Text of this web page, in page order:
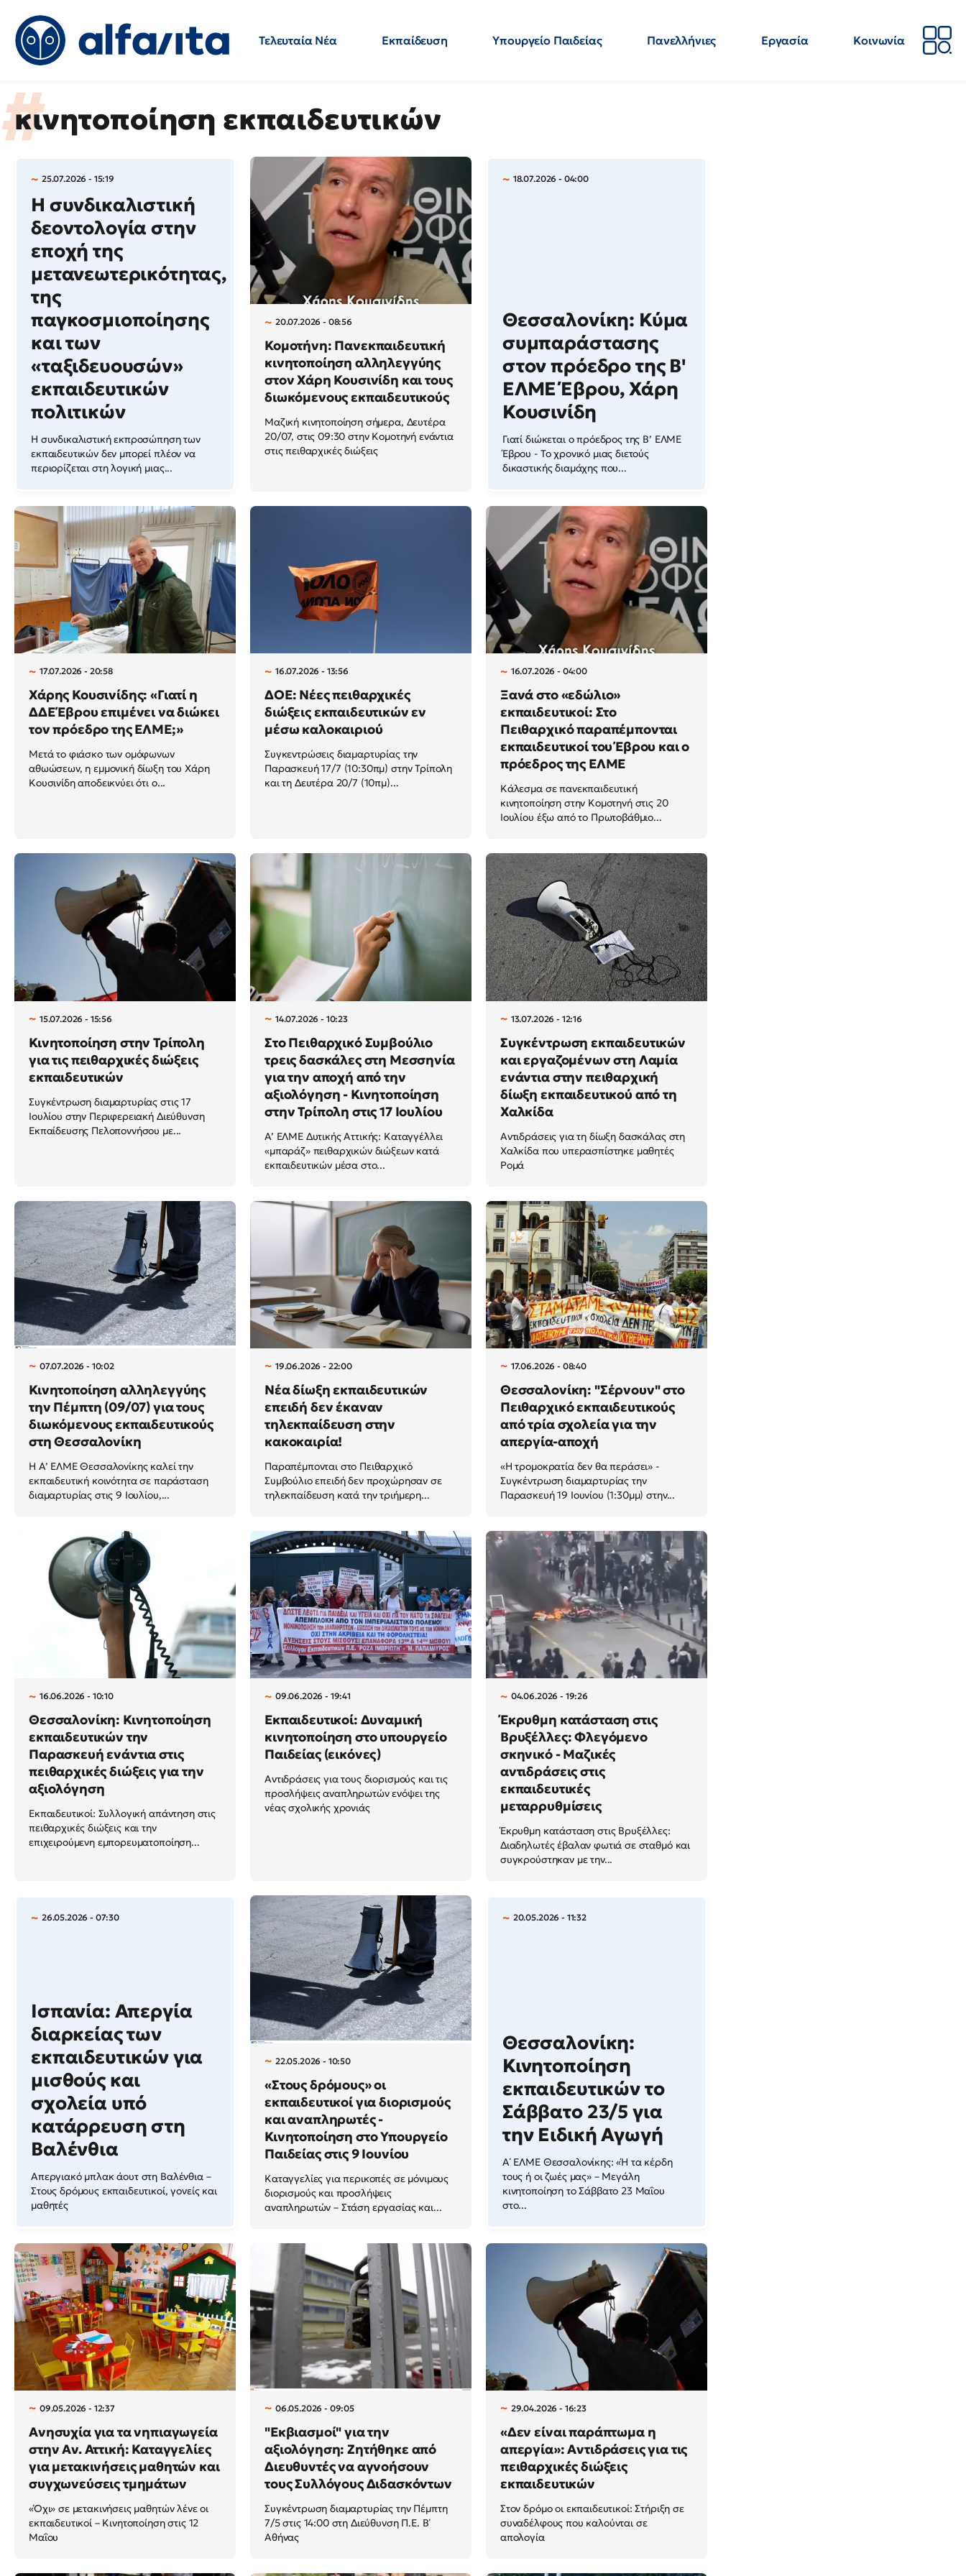
Τελευταία Νέα Εκπαίδευση Υπουργείο Παιδείας Πανελλήνιες Εργασία
Κοινωνία
κινητοποίηση εκπαιδευτικών
25.07.2026 - 15:19
Η συνδικαλιστική
δεοντολογία στην
εποχή της
μετανεωτερικότητας,
της
παγκοσμιοποίησης
και των
«ταξιδευουσών»
εκπαιδευτικών
πολιτικών
Η συνδικαλιστική εκπροσώπηση των
εκπαιδευτικών δεν μπορεί πλέον να
περιορίζεται στη λογική μιας...
20.07.2026 - 08:56
Κομοτήνη: Πανεκπαιδευτική
κινητοποίηση αλληλεγγύης
στον Χάρη Κουσινίδη και τους
διωκόμενους εκπαιδευτικούς
Μαζική κινητοποίηση σήμερα, Δευτέρα
20/07, στις 09:30 στην Κομοτηνή ενάντια
στις πειθαρχικές διώξεις
18.07.2026 - 04:00
Θεσσαλονίκη: Κύμα
συμπαράστασης
στον πρόεδρο της Β'
ΕΛΜΕ Έβρου, Χάρη
Κουσινίδη
Γιατί διώκεται ο πρόεδρος της Β’ ΕΛΜΕ
Έβρου - Το χρονικό μιας διετούς
δικαστικής διαμάχης που...
17.07.2026 - 20:58
Χάρης Κουσινίδης: «Γιατί η
ΔΔΕ Έβρου επιμένει να διώκει
τον πρόεδρο της ΕΛΜΕ;»
Μετά το φιάσκο των ομόφωνων
αθωώσεων, η εμμονική δίωξη του Χάρη
Κουσινίδη αποδεικνύει ότι ο...
16.07.2026 - 13:56
ΔΟΕ: Νέες πειθαρχικές
διώξεις εκπαιδευτικών εν
μέσω καλοκαιριού
Συγκεντρώσεις διαμαρτυρίας την
Παρασκευή 17/7 (10:30πμ) στην Τρίπολη
και τη Δευτέρα 20/7 (10πμ)...
16.07.2026 - 04:00
Ξανά στο «εδώλιο»
εκπαιδευτικοί: Στο
Πειθαρχικό παραπέμπονται
εκπαιδευτικοί του Έβρου και ο
πρόεδρος της ΕΛΜΕ
Κάλεσμα σε πανεκπαιδευτική
κινητοποίηση στην Κομοτηνή στις 20
Ιουλίου έξω από το Πρωτοβάθμιο...
15.07.2026 - 15:56
Κινητοποίηση στην Τρίπολη
για τις πειθαρχικές διώξεις
εκπαιδευτικών
Συγκέντρωση διαμαρτυρίας στις 17
Ιουλίου στην Περιφερειακή Διεύθυνση
Εκπαίδευσης Πελοποννήσου με...
14.07.2026 - 10:23
Στο Πειθαρχικό Συμβούλιο
τρεις δασκάλες στη Μεσσηνία
για την αποχή από την
αξιολόγηση - Κινητοποίηση
στην Τρίπολη στις 17 Ιουλίου
Α’ ΕΛΜΕ Δυτικής Αττικής: Καταγγέλλει
«μπαράζ» πειθαρχικών διώξεων κατά
εκπαιδευτικών μέσα στο...
13.07.2026 - 12:16
Συγκέντρωση εκπαιδευτικών
και εργαζομένων στη Λαμία
ενάντια στην πειθαρχική
δίωξη εκπαιδευτικού από τη
Χαλκίδα
Αντιδράσεις για τη δίωξη δασκάλας στη
Χαλκίδα που υπερασπίστηκε μαθητές
Ρομά
07.07.2026 - 10:02
Κινητοποίηση αλληλεγγύης
την Πέμπτη (09/07) για τους
διωκόμενους εκπαιδευτικούς
στη Θεσσαλονίκη
Η Α’ ΕΛΜΕ Θεσσαλονίκης καλεί την
εκπαιδευτική κοινότητα σε παράσταση
διαμαρτυρίας στις 9 Ιουλίου,...
19.06.2026 - 22:00
Νέα δίωξη εκπαιδευτικών
επειδή δεν έκαναν
τηλεκπαίδευση στην
κακοκαιρία!
Παραπέμπονται στο Πειθαρχικό
Συμβούλιο επειδή δεν προχώρησαν σε
τηλεκπαίδευση κατά την τριήμερη...
17.06.2026 - 08:40
Θεσσαλονίκη: "Σέρνουν" στο
Πειθαρχικό εκπαιδευτικούς
από τρία σχολεία για την
απεργία-αποχή
«Η τρομοκρατία δεν θα περάσει» -
Συγκέντρωση διαμαρτυρίας την
Παρασκευή 19 Ιουνίου (1:30μμ) στην...
16.06.2026 - 10:10
Θεσσαλονίκη: Κινητοποίηση
εκπαιδευτικών την
Παρασκευή ενάντια στις
πειθαρχικές διώξεις για την
αξιολόγηση
Εκπαιδευτικοί: Συλλογική απάντηση στις
πειθαρχικές διώξεις και την
επιχειρούμενη εμπορευματοποίηση...
09.06.2026 - 19:41
Εκπαιδευτικοί: Δυναμική
κινητοποίηση στο υπουργείο
Παιδείας (εικόνες)
Αντιδράσεις για τους διορισμούς και τις
προσλήψεις αναπληρωτών ενόψει της
νέας σχολικής χρονιάς
04.06.2026 - 19:26
Έκρυθμη κατάσταση στις
Βρυξέλλες: Φλεγόμενο
σκηνικό - Μαζικές
αντιδράσεις στις
εκπαιδευτικές
μεταρρυθμίσεις
Έκρυθμη κατάσταση στις Βρυξέλλες:
Διαδηλωτές έβαλαν φωτιά σε σταθμό και
συγκρούστηκαν με την...
26.05.2026 - 07:30
Ισπανία: Απεργία
διαρκείας των
εκπαιδευτικών για
μισθούς και
σχολεία υπό
κατάρρευση στη
Βαλένθια
Απεργιακό μπλακ άουτ στη Βαλένθια –
Στους δρόμους εκπαιδευτικοί, γονείς και
μαθητές
22.05.2026 - 10:50
«Στους δρόμους» οι
εκπαιδευτικοί για διορισμούς
και αναπληρωτές -
Κινητοποίηση στο Υπουργείο
Παιδείας στις 9 Ιουνίου
Καταγγελίες για περικοπές σε μόνιμους
διορισμούς και προσλήψεις
αναπληρωτών – Στάση εργασίας και...
20.05.2026 - 11:32
Θεσσαλονίκη:
Κινητοποίηση
εκπαιδευτικών το
Σάββατο 23/5 για
την Ειδική Αγωγή
Α΄ ΕΛΜΕ Θεσσαλονίκης: «Ή τα κέρδη
τους ή οι ζωές μας» – Μεγάλη
κινητοποίηση το Σάββατο 23 Μαΐου
στο...
09.05.2026 - 12:37
Ανησυχία για τα νηπιαγωγεία
στην Αν. Αττική: Καταγγελίες
για μετακινήσεις μαθητών και
συγχωνεύσεις τμημάτων
«Όχι» σε μετακινήσεις μαθητών λένε οι
εκπαιδευτικοί – Κινητοποίηση στις 12
Μαΐου
06.05.2026 - 09:05
"Εκβιασμοί" για την
αξιολόγηση: Ζητήθηκε από
Διευθυντές να αγνοήσουν
τους Συλλόγους Διδασκόντων
Συγκέντρωση διαμαρτυρίας την Πέμπτη
7/5 στις 14:00 στη Διεύθυνση Π.Ε. Β΄
Αθήνας
29.04.2026 - 16:23
«Δεν είναι παράπτωμα η
απεργία»: Αντιδράσεις για τις
πειθαρχικές διώξεις
εκπαιδευτικών
Στον δρόμο οι εκπαιδευτικοί: Στήριξη σε
συναδέλφους που καλούνται σε
απολογία